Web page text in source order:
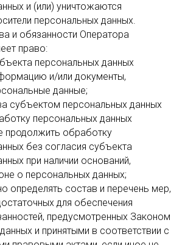
и (или) уничтожаются
персональных данных.
и обязанности Оператора
право:
персональных данных
и/или документы,
данные;
субъектом персональных данных
персональных данных
продолжить обработку
без согласия субъекта
при наличии оснований,
о персональных данных;
определять состав и перечень мер,
для обеспечения
предусмотренных Законом
и принятыми в соответствии с